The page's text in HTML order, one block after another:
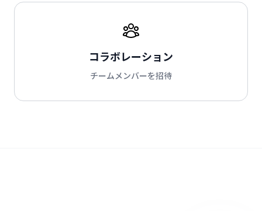
コラボレーション
チームメンバーを招待